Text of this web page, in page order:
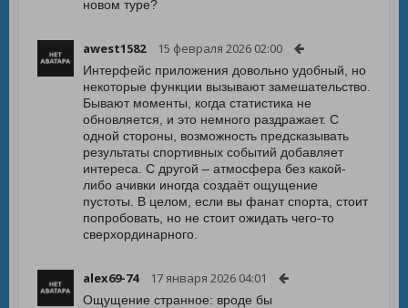
новом туре?
awest1582 15 февраля 2026 02:00
Интерфейс приложения довольно удобный, но
некоторые функции вызывают замешательство.
Бывают моменты, когда статистика не
обновляется, и это немного раздражает. С
одной стороны, возможность предсказывать
результаты спортивных событий добавляет
интереса. С другой – атмосфера без какой-
либо ачивки иногда создаёт ощущение
пустоты. В целом, если вы фанат спорта, стоит
попробовать, но не стоит ожидать чего-то
сверхординарного.
alex69-74 17 января 2026 04:01
Ощущение странное: вроде бы